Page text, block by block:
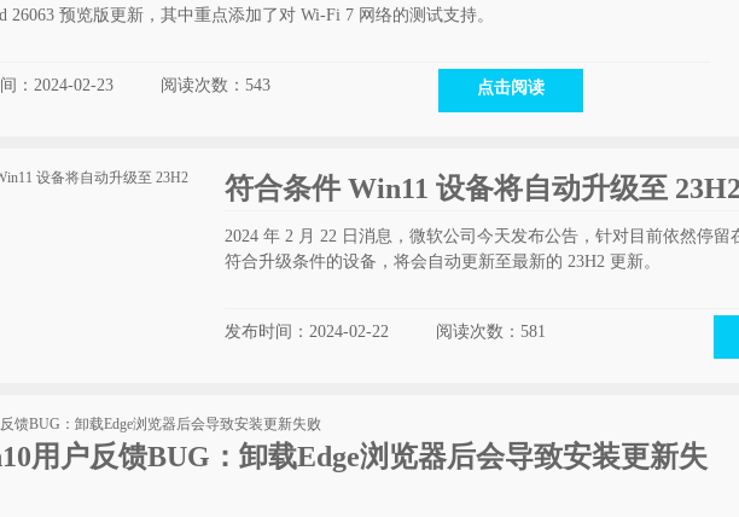
26063 预览版更新，其中重点添加了对 Wi-Fi 7 网络的测试支持。
：2024-02-23 阅读次数： 543 点击阅读
符合条件 Win11 设备将自动升级至
2024 年 2 月 22 日消息，微软公司今天发布公告，针对目前依然停留
符合升级条件的设备，将会自动更新至最新的 23H2 更新。
发布时间：2024-02-22 阅读次数： 581
用户反馈BUG：卸载Edge浏览器后会导致安装更新失